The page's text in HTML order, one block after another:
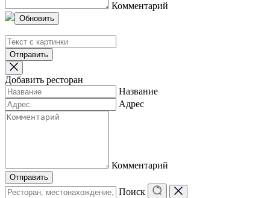
Комментарий
Обновить
Отправить
Добавить ресторан
Название
Адрес
Комментарий
Отправить
Поиск